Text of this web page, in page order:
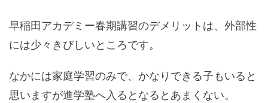
早稲田アカデミー春期講習のデメリットは、外部性
には少々きびしいところです。
なかには家庭学習のみで、かなりできる子もいると
思いますが進学塾へ入るとなるとあまくない。